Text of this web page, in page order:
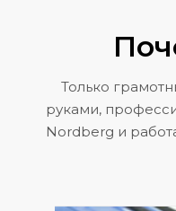
Только
руками,
Nordberg и